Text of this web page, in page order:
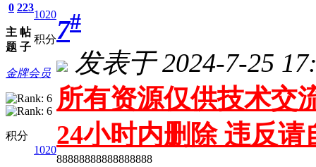
0
主
题
223
帖
子
1020
积分
金牌会员
积分
1020
7#
发表于 2024-7-25
所有资源仅供技术交
24小时内删除 违反
88888888888888888